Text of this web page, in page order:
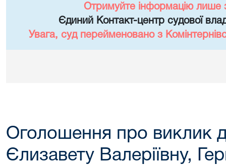
Отримуйте інформацію лише
Єдиний Контакт-центр судової
Увага, суд перейменовано з
Оголошення про виклик
Єлизавету Валеріївну,